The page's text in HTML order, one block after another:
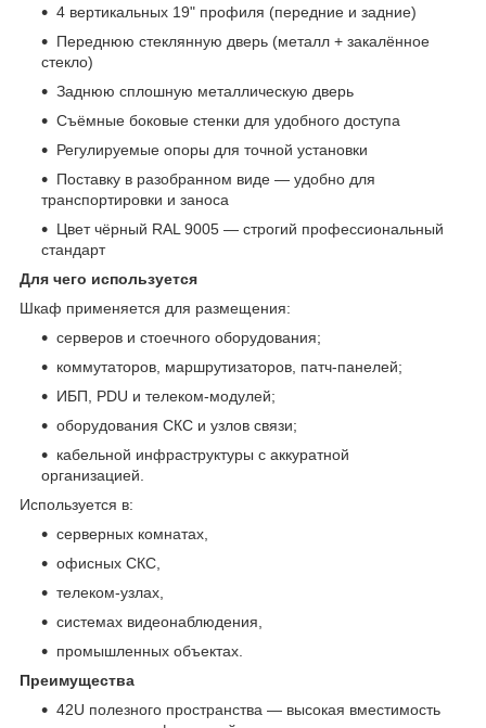
4 вертикальных 19" профиля (передние и задние)
Переднюю стеклянную дверь (металл + закалённое
стекло)
Заднюю сплошную металлическую дверь
Съёмные боковые стенки для удобного доступа
Регулируемые опоры для точной установки
Поставку в разобранном виде — удобно для
транспортировки и заноса
Цвет чёрный RAL 9005 — строгий профессиональный
стандарт
Для чего используется
Шкаф применяется для размещения:
серверов и стоечного оборудования;
коммутаторов, маршрутизаторов, патч‑панелей;
ИБП, PDU и телеком‑модулей;
оборудования СКС и узлов связи;
кабельной инфраструктуры с аккуратной
организацией.
Используется в:
серверных комнатах,
офисных СКС,
телеком‑узлах,
системах видеонаблюдения,
промышленных объектах.
Преимущества
42U полезного пространства — высокая вместимость